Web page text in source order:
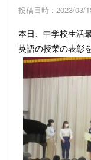
投稿日時 : 2023/03/
本日、中学校生活
英語の授業の表彰